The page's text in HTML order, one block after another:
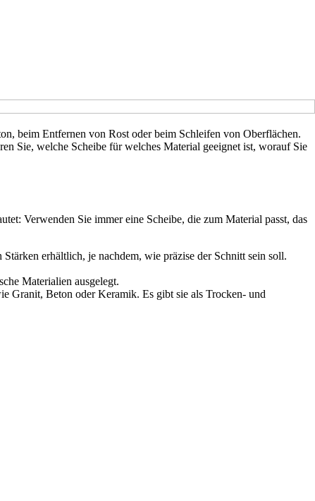
beim Entfernen von Rost oder beim Schleifen von Oberflächen.
Sie, welche Scheibe für welches Material geeignet ist, worauf Sie
Verwenden Sie immer eine Scheibe, die zum Material passt, das
erhältlich, je nachdem, wie präzise der Schnitt sein soll.
Materialien ausgelegt.
Granit, Beton oder Keramik. Es gibt sie als Trocken- und